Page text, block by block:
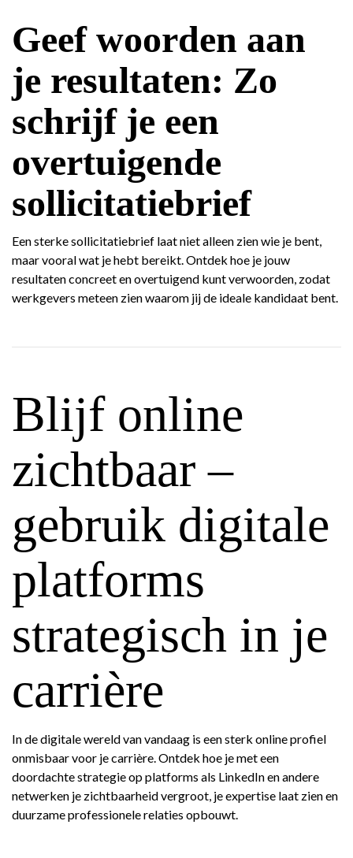
Geef woorden aan
je resultaten: Zo
schrijf je een
overtuigende
sollicitatiebrief
Een sterke sollicitatiebrief laat niet alleen zien wie je bent,
maar vooral wat je hebt bereikt. Ontdek hoe je jouw
resultaten concreet en overtuigend kunt verwoorden, zodat
werkgevers meteen zien waarom jij de ideale kandidaat bent.
Blijf online
zichtbaar –
gebruik digitale
platforms
strategisch in je
carrière
In de digitale wereld van vandaag is een sterk online profiel
onmisbaar voor je carrière. Ontdek hoe je met een
doordachte strategie op platforms als LinkedIn en andere
netwerken je zichtbaarheid vergroot, je expertise laat zien en
duurzame professionele relaties opbouwt.